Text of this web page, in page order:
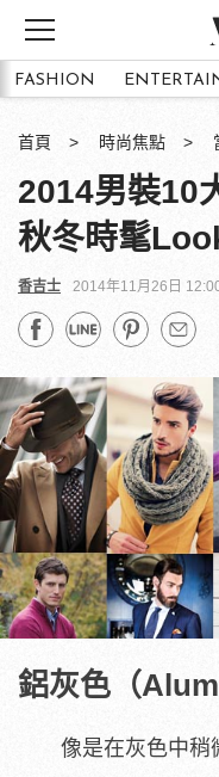
FASHION
首頁 時尚焦點
2014男裝10
秋冬時髦
香吉士 2014年11月26日
鋁灰色（
像是在灰色中稍